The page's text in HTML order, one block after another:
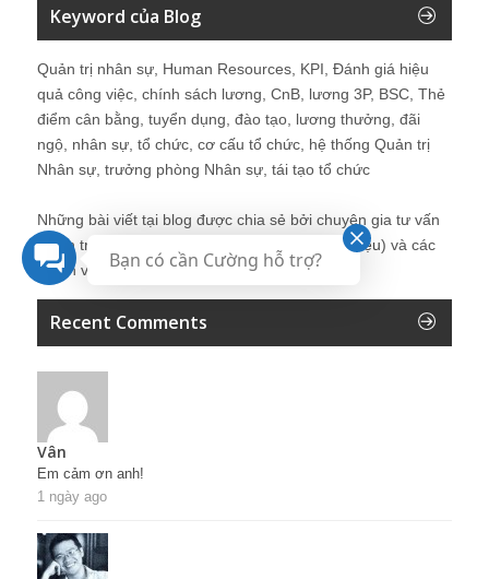
Keyword của Blog
Quản trị nhân sự, Human Resources, KPI, Đánh giá hiệu
quả công việc, chính sách lương, CnB, lương 3P, BSC, Thẻ
điểm cân bằng, tuyển dụng, đào tạo, lương thưởng, đãi
ngộ, nhân sự, tổ chức, cơ cấu tổ chức, hệ thống Quản trị
Nhân sự, trưởng phòng Nhân sự, tái tạo tổ chức
Những bài viết tại blog được chia sẻ bởi chuyên gia tư vấn
Quản trị Nhân sự Nguyễn Hùng Cường (
giới thiệu) và các
thành viên khác trong cộng đồng Nhân sự.
Recent Comments
Vân
Em cảm ơn anh!
1 ngày ago
Bạn có cần Cường hỗ trợ?